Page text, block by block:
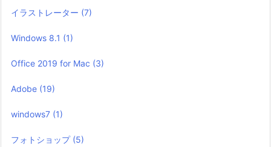
イラストレーター (7)
Windows 8.1 (1)
Office 2019 for Mac (3)
Adobe (19)
windows7 (1)
フォトショップ (5)